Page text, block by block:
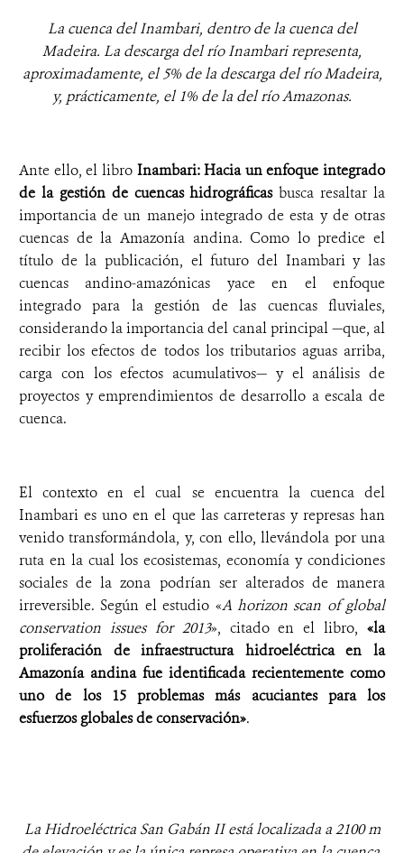
La cuenca del Inambari, dentro de la cuenca del
Madeira. La descarga del río Inambari representa,
aproximadamente, el 5% de la descarga del río Madeira,
y, prácticamente, el 1% de la del río Amazonas.
Ante ello, el libro Inambari: Hacia un enfoque integrado
de la gestión de cuencas hidrográficasbusca resaltar la
importancia de un manejo integrado de esta y de otras
cuencas de la Amazonía andina. Como lo predice el
título de la publicación, el futuro del Inambari y las
cuencas andino-amazónicas yace en el enfoque
integrado para la gestión de las cuencas fluviales,
considerando la importancia del canal principal —que, al
recibir los efectos de todos los tributarios aguas arriba,
carga con los efectos acumulativos— y el análisis de
proyectos y emprendimientos de desarrollo a escala de
cuenca.
El contexto en el cual se encuentra la cuenca del
Inambari es uno en el que las carreteras y represas han
venido transformándola, y, con ello, llevándola por una
ruta en la cual los ecosistemas, economía y condiciones
sociales de la zona podrían ser alterados de manera
irreversible. Según el estudio «A horizon scan of global
conservation issues for 2013», citado en el libro, «la
proliferación deinfraestructura hidroeléctrica en la
Amazonía andina fue identificada recientemente como
uno de los 15 problemas más acuciantes para los
esfuerzos globales de conservación».
La Hidroeléctrica San Gabán II está localizada a 2100 m